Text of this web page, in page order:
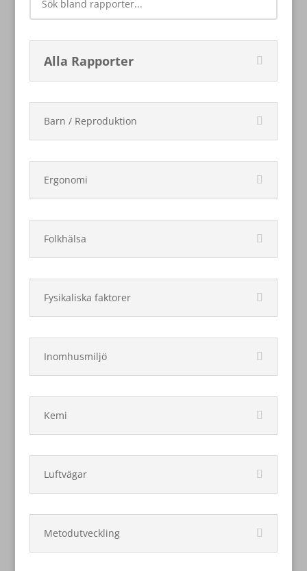
Alla Rapporter
Barn / Reproduktion
Ergonomi
Folkhälsa
Fysikaliska faktorer
Inomhusmiljö
Kemi
Luftvägar
Metodutveckling